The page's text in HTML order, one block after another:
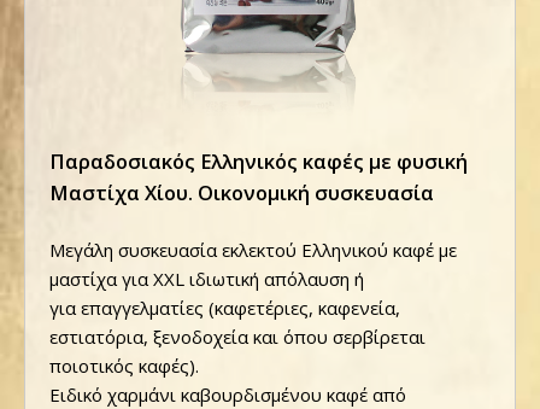
Παραδοσιακός Ελληνικός καφές με φυσική
Μαστίχα Χίου. Οικονομική συσκευασία
Μεγάλη συσκευασία εκλεκτού Ελληνικού καφέ με
μαστίχα για XXL ιδιωτική απόλαυση ή
για επαγγελματίες (καφετέριες, καφενεία,
εστιατόρια, ξενοδοχεία και όπου σερβίρεται
ποιοτικός καφές).
Ειδικό χαρμάνι καβουρδισμένου καφέ από